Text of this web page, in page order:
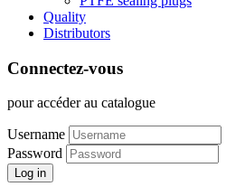
Quality
Distributors
Connectez-vous
pour accéder au catalogue
Username
Password
Log in